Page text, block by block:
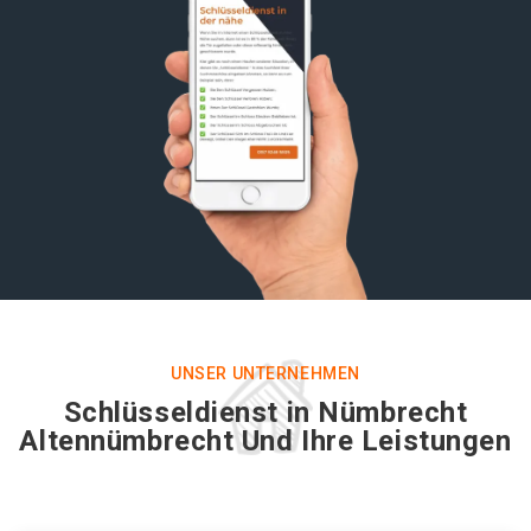
UNSER UNTERNEHMEN
Schlüsseldienst in Nümbrecht
Altennümbrecht Und Ihre Leistungen